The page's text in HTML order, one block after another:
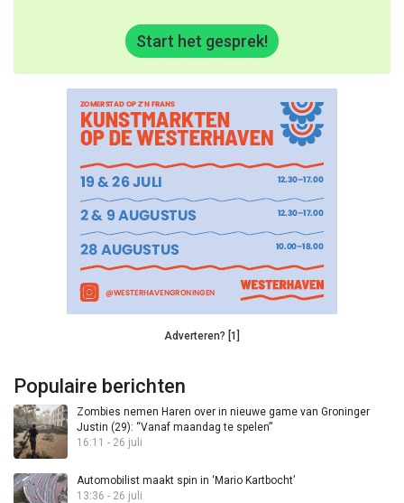
Start het gesprek!
Adverteren? [1]
Populaire berichten
Zombies nemen Haren over in nieuwe game van Groninger
Justin (29): “Vanaf maandag te spelen”
16:11 - 26 juli
Automobilist maakt spin in ‘Mario Kartbocht’
13:36 - 26 juli